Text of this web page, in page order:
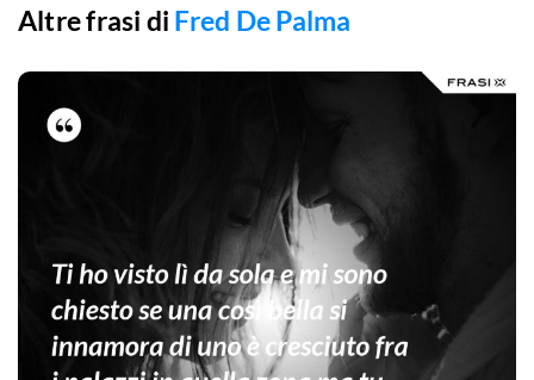
voleva.
Altre frasi di Fred De Palma